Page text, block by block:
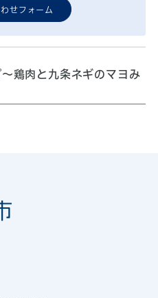
せフォーム
鶏肉と九条ネギのマヨみ